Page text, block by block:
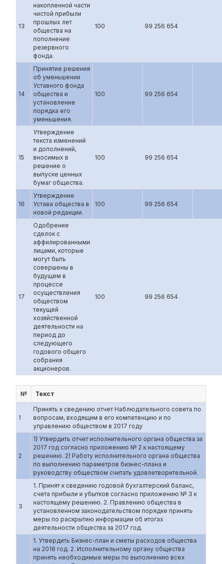
13
накопленной части
чистой прибыли
прошлых лет
общества на
пополнение
резервного
фонда.
100 99 256 654
14
Принятие решения
об уменьшении
Уставного фонда
общества и
установление
порядка его
уменьшения.
100 99 256 654
15
Утверждение
текста изменений
и дополнений,
вносимых в
решение о
выпуске ценных
бумаг общества.
100 99 256 654
16
Утверждение
Устава общества в
новой редакции.
100 99 256 654
17
Одобрение
сделок с
аффилированными
лицами, которые
могут быть
совершены в
будущем в
процессе
осуществления
обществом
текущей
хозяйственной
деятельности на
период до
следующего
годового общего
собрания
акционеров.
100 99 256 654
№ Текст
1
Принять к сведению отчет Наблюдательного совета по
вопросам, входящим в его компетенцию и по
управлению обществом в 2017 году
2
1) Утвердить отчет исполнительного органа общества за
2017 год согласно приложению № 2 к настоящему
решению. 2) Работу исполнительного органа общества
по выполнению параметров бизнес-плана и
руководству обществом считать удовлетворительной.
3
1. Принят к сведению годовой бухгалтерский баланс,
счета прибыли и убытков согласно приложению № 3 к
настоящему решению. 2. Правлению общества в
установленном законодательством порядке принять
меры по раскрытию информации об итогах
деятельности общества за 2017 год.
1. Утвердить Бизнес-план и сметы расходов общества
на 2018 год. 2. Исполнительному органу общества
принять необходимые меры по выполнению всех